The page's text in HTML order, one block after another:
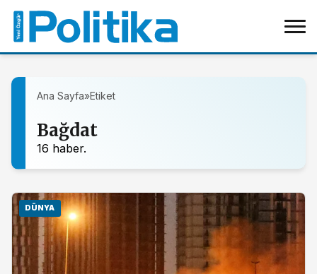
Ana Sayfa»Etiket
Bağdat
16 haber.
DÜNYA